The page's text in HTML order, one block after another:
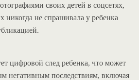
своих детей в соцсетях,
никогда не спрашивала у ребенка
цифровой след ребенка, что может
негативным последствиям, включая